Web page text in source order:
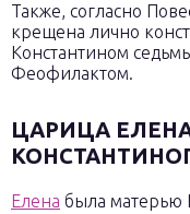
Также, согласно
крещена лично
Константином
Феофилактом.
ЦАРИЦА
Елена была матерью